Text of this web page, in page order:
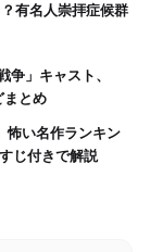
まとめ
じ付きで解説